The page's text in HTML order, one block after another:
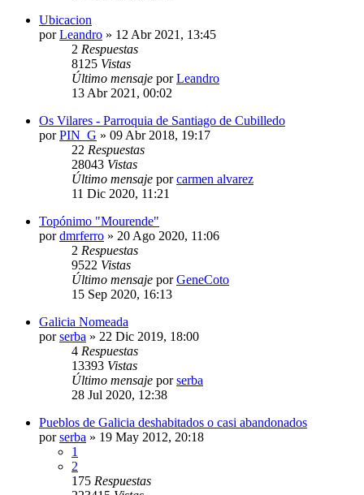
Ubicacion
porLeandro » 12 Abr 2021, 13:45
2 Respuestas
8125 Vistas
Último mensaje porLeandro
13 Abr 2021, 00:02
Os Vilares - Parroquia de Santiago de Cubilledo
porPIN_G » 09 Abr 2018, 19:17
22 Respuestas
28043 Vistas
Último mensaje porcarmen alvarez
11 Dic 2020, 11:21
Topónimo "Mourende"
pordmrferro » 20 Ago 2020, 11:06
2 Respuestas
9522 Vistas
Último mensaje porGeneCoto
15 Sep 2020, 16:13
Galicia Nomeada
porserba » 22 Dic 2019, 18:00
4 Respuestas
13393 Vistas
Último mensaje porserba
28 Jul 2020, 12:38
Pueblos de Galicia deshabitados o casi abandonados
porserba » 19 May 2012, 20:18
1
2
175 Respuestas